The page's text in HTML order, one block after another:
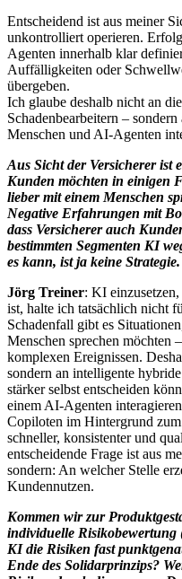
Entscheidend ist aus meiner
unkontrolliert operieren.
Agenten innerhalb klar
Auffälligkeiten oder
übergeben.
Ich glaube deshalb nicht an
Schadenbearbeitern –
Menschen und AI-Agenten
Aus Sicht der Versicherer ist
Kunden möchten in einigen
lieber mit einem Menschen
Negative Erfahrungen mit
dass Versicherer auch
bestimmten Segmenten KI
es kann, ist ja keine Strategie.
Jörg Treiner: KI
ist, halte ich tatsächlich nicht
Schadenfall gibt es
Menschen sprechen möchten
komplexen Ereignissen.
sondern an intelligente
stärker selbst entscheiden
einem AI-Agenten
Copiloten im Hintergrund
schneller, konsistenter und
entscheidende Frage ist aus
sondern: An welcher Stelle
Kundennutzen.
Kommen wir zur
individuelle Risikobewertung
KI die Risiken fast
Ende des Solidarprinzips?